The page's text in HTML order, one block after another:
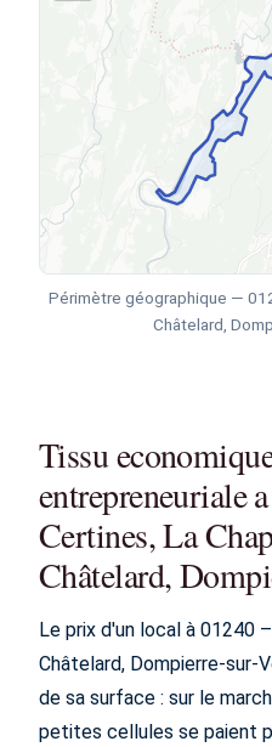
Périmètre géographique —
Châtelard,
Tissu
entrepreneuriale
Certines, La
Châtelard,
Le prix d'un local à 01240
Châtelard, Dompierre-
de sa surface : sur le
petites cellules se paient